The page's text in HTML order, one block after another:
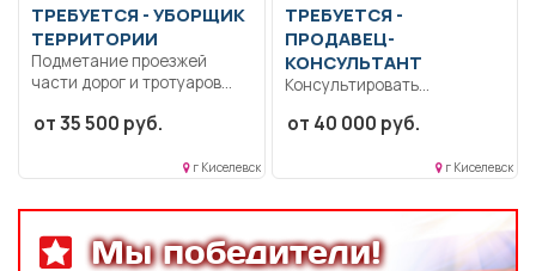
ТРЕБУЕТСЯ - УБОРЩИК
ТЕРРИТОРИИ
Подметание проезжей
части дорог и тротуаров
от 35 500 руб.
г Киселевск
ТРЕБУЕТСЯ -
ПРОДАВЕЦ-
КОНСУЛЬТАНТ
Консультировать
акциям компании.
от 40 000 руб.
г Киселевск
Мы победители!